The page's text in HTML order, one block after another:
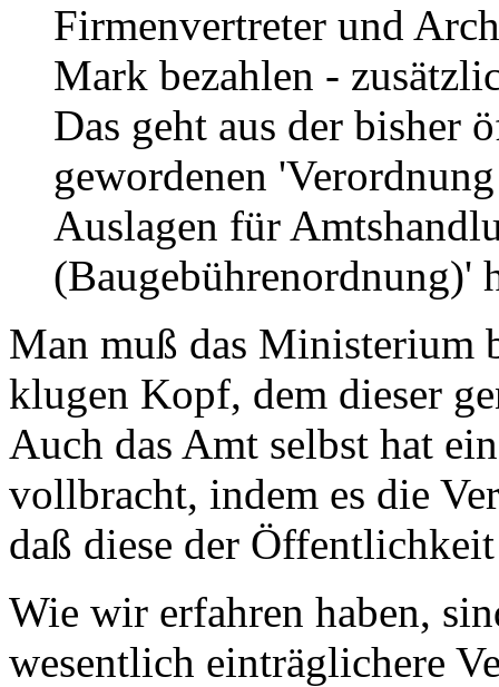
Firmenvertreter und
Mark bezahlen -
Das geht aus der bisher
gewordenen
Auslagen für
(Baugebührenordnung)'
Man muß das Ministerium
klugen Kopf, dem dieser
Auch das Amt selbst hat
vollbracht, indem es die
daß diese der
Wie wir erfahren haben,
wesentlich einträglichere